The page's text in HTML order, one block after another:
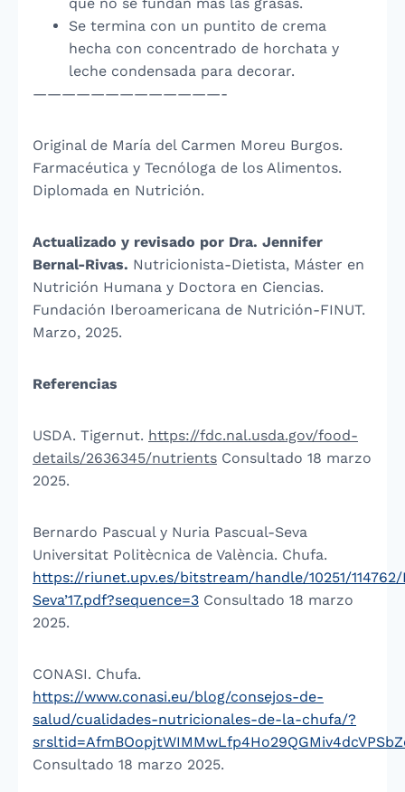
Se termina con un puntito de crema
hecha con concentrado de horchata y
leche condensada para decorar.
—————————————-
Original de María del Carmen Moreu Burgos.
Farmacéutica y Tecnóloga de los Alimentos.
Diplomada en Nutrición.
Actualizado y revisado por Dra. Jennifer
Bernal-Rivas. Nutricionista-Dietista, Máster en
Nutrición Humana y Doctora en Ciencias.
Fundación Iberoamericana de Nutrición-FINUT.
Marzo, 2025.
Referencias
USDA. Tigernut. https://fdc.nal.usda.gov/food-
details/2636345/nutrients Consultado 18 marzo
2025.
Bernardo Pascual y Nuria Pascual-Seva
Universitat Politècnica de València. Chufa.
https://riunet.upv.es/bitstream/handle/10251/114762/
Seva’17.pdf?sequence=3 Consultado 18 marzo
2025.
CONASI. Chufa.
https://www.conasi.eu/blog/consejos-de-
salud/cualidades-nutricionales-de-la-chufa/?
Consultado 18 marzo 2025.